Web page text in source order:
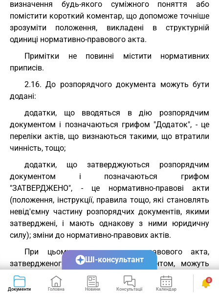
визначення будь-якого суміжного поняття або
помістити короткий коментар, що допоможе точніше
зрозуміти положення, викладені в структурній
одиниці нормативно-правового акта.
Примітки не повинні містити нормативних
приписів.
2.16. До розпорядчого документа можуть бути
додані:
додатки, що вводяться в дію розпорядчим
документом і позначаються грифом "Додаток", - це
переліки актів, що визнаються такими, що втратили
чинність, тощо;
додатки, що затверджуються розпорядчим
документом і позначаються грифом
"ЗАТВЕРДЖЕНО", - це нормативно-правові акти
(положення, інструкції, правила тощо, які становлять
невід'ємну частину розпорядчих документів, якими
затверджені, і мають однакову з ними юридичну
силу); зміни до нормативно-правових актів.
При цьому до нормативно-правового акта,
затвердженого розпорядчим документом, можуть
бути додані додатки, що пояснюють або доповнюють
його зміст і позначаються грифом "Додаток".
Документи Головна Новини Консультації Календар Сервіси
0
ШІ-консультант